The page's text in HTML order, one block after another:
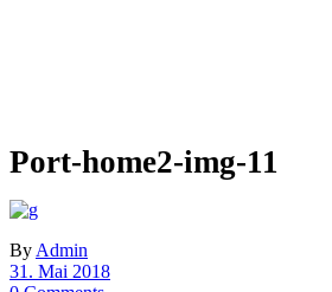
Port-home2-img-11
By Admin
31. Mai 2018